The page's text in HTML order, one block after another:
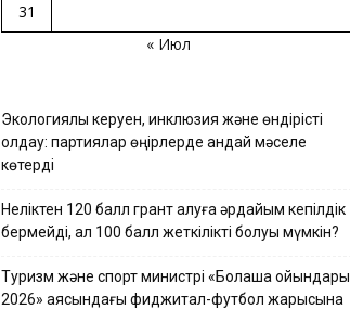
31
« Июл
Экологиялық керуен, инклюзия және өндірісті
қолдау: партиялар өңірлерде қандай мәселе
көтерді
Неліктен 120 балл грант алуға әрдайым кепілдік
бермейді, ал 100 балл жеткілікті болуы мүмкін?
Туризм және спорт министрі «Болашақ ойындары
2026» аясындағы фиджитал-футбол жарысына